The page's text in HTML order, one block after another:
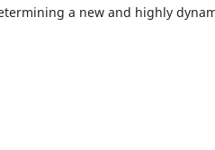
a new and highly